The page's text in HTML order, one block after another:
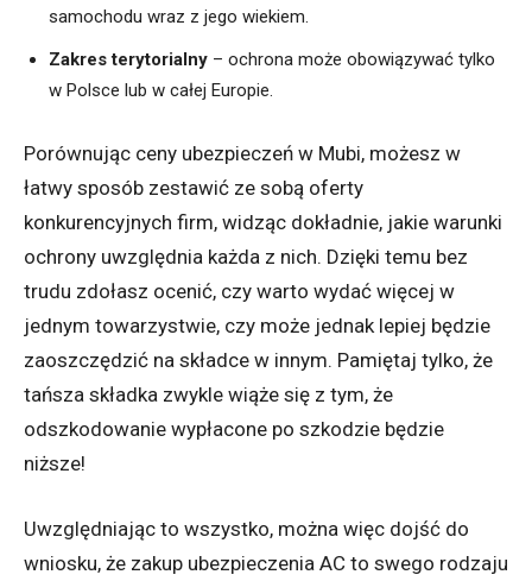
samochodu wraz z jego wiekiem.
Zakres terytorialny – ochrona może obowiązywać tylko
w Polsce lub w całej Europie.
Porównując ceny ubezpieczeń w Mubi, możesz w
łatwy sposób zestawić ze sobą oferty
konkurencyjnych firm, widząc dokładnie, jakie warunki
ochrony uwzględnia każda z nich. Dzięki temu bez
trudu zdołasz ocenić, czy warto wydać więcej w
jednym towarzystwie, czy może jednak lepiej będzie
zaoszczędzić na składce w innym. Pamiętaj tylko, że
tańsza składka zwykle wiąże się z tym, że
odszkodowanie wypłacone po szkodzie będzie
niższe!
Uwzględniając to wszystko, można więc dojść do
wniosku, że zakup ubezpieczenia AC to swego rodzaju